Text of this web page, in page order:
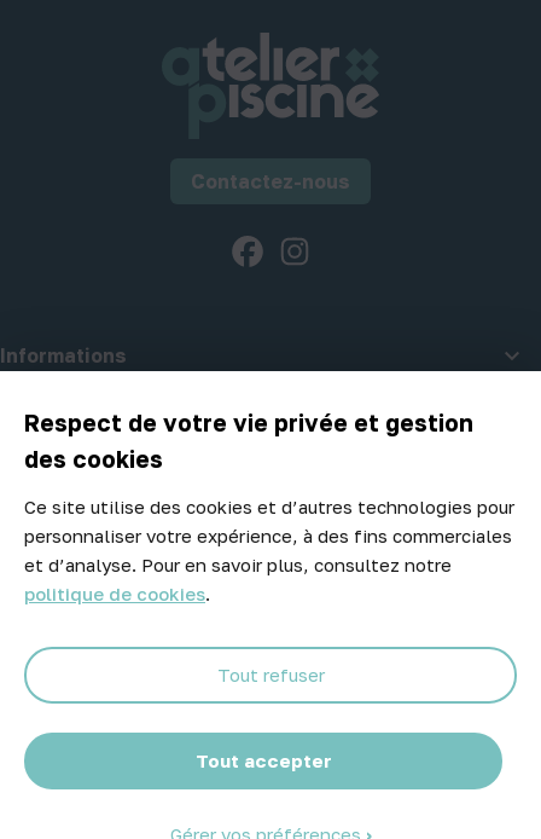
Respect de votre vie privée et gestion
des cookies
Ce site utilise des cookies et d’autres technologies pour
personnaliser votre expérience, à des fins commerciales
et d’analyse. Pour en savoir plus, consultez notre
politique de cookies.
Tout accepter
Tout refuser
Gérer vos préférences
Contactez-nous
Facebook
Informations 
A propos d'Atelier Piscine
Newsletter
Ne manquez aucune opportunité ! Restez informé de nos meilleurs
prix et nouveaux arrivages.
Abonnez-vous
© 2026 Atelier Piscine - Tous droits réservés